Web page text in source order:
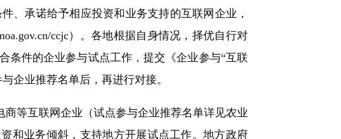
、承诺给予相应投资和业务支持的互联网企业，
ccjc）。各地根据自身情况，择优自行对
条件的企业参与试点工作，提交《企业参与“互联
企业推荐名单后，再进行对接。
等互联网企业（试点参与企业推荐名单详见农业
和业务倾斜，支持地方开展试点工作。地方政府